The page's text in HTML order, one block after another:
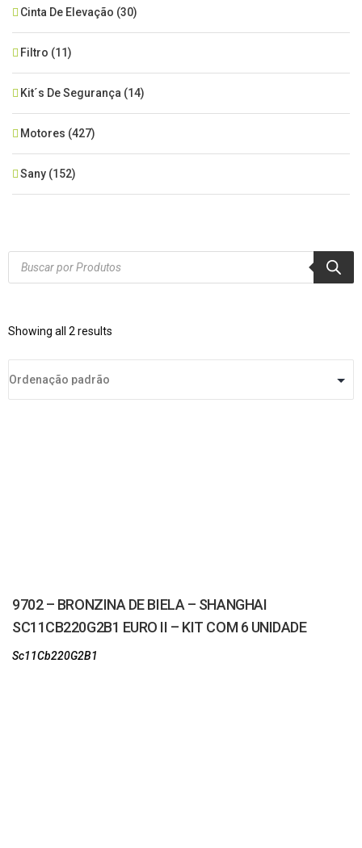
Cinta De Elevação (30)
Filtro (11)
Kit´s De Segurança (14)
Motores (427)
Sany (152)
Xcmg(425)
Products
search
Showing all 2 results
9702 – BRONZINA DE BIELA – SHANGHAI
SC11CB220G2B1 EURO II – KIT COM 6 UNIDADE
Sc11Cb220G2B1